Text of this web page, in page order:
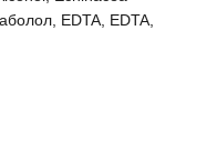
EDTA, EDTA,